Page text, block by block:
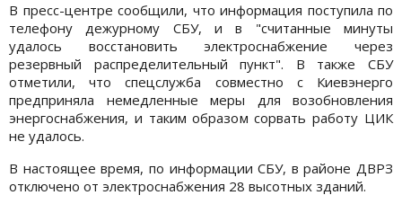
В пресс-центре сообщили, что информация поступила по
телефону дежурному СБУ, и в "считанные минуты
удалось восстановить электроснабжение через
резервный распределительный пункт". В также СБУ
отметили, что спецслужба совместно с Киевэнерго
предприняла немедленные меры для возобновления
энергоснабжения, и таким образом сорвать работу ЦИК
не удалось.
В настоящее время, по информации СБУ, в районе ДВРЗ
отключено от электроснабжения 28 высотных зданий.